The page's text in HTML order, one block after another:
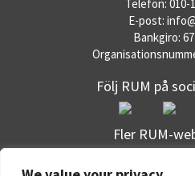
Telefon: 010-
E-post:
Bankgiro:
Följ RUM på
Fler RUM-